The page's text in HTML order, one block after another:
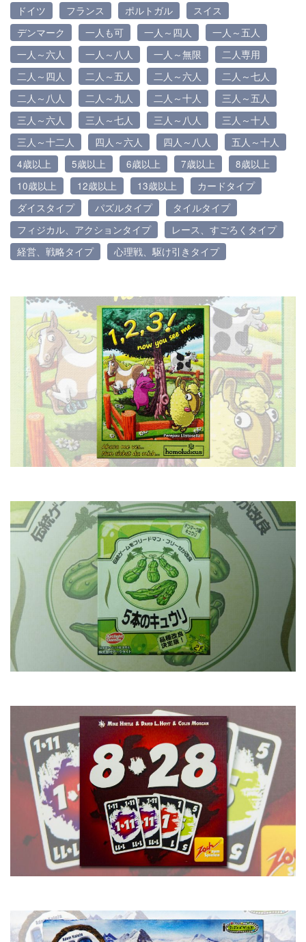
ドイツ
フランス ポルトガル
スイス
デンマーク
一人も可 一人～四人
一人～五人
一人～六人
一人～八人 一人～無限
二人専用
二人～四人
二人～五人 二人～六人
二人～七人
二人～八人
二人～九人 二人～十人
三人～五人
三人～六人
三人～七人 三人～八人
三人～十人
三人～十二人
四人～六人 四人～八人
五人～十人
4歳以上
5歳以上 6歳以上 7歳以上
8歳以上
10歳以上
12歳以上 13歳以上
カードタイプ
ダイスタイプ
パズルタイプ
タイルタイプ
フィジカル、アクションタイプ
レース、すごろくタイプ
経営、戦略タイプ
心理戦、駆け引きタイプ